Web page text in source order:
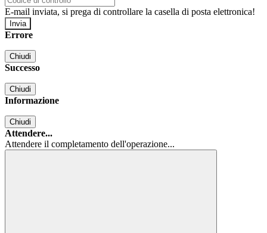
E-mail inviata, si prega di controllare la casella di posta elettronica!
Errore
Chiudi
Successo
Chiudi
Informazione
Chiudi
Attendere...
Attendere il completamento dell'operazione...